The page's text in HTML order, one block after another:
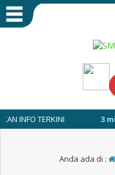
TERKINI 3 minggu
Anda ada di :